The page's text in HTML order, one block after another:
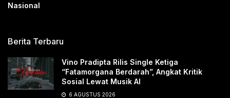
Nasional
Berita Terbaru
Vino Pradipta Rilis Single Ketiga
“Fatamorgana Berdarah”, Angkat Kritik
Sosial Lewat Musik AI
6 AGUSTUS 2026